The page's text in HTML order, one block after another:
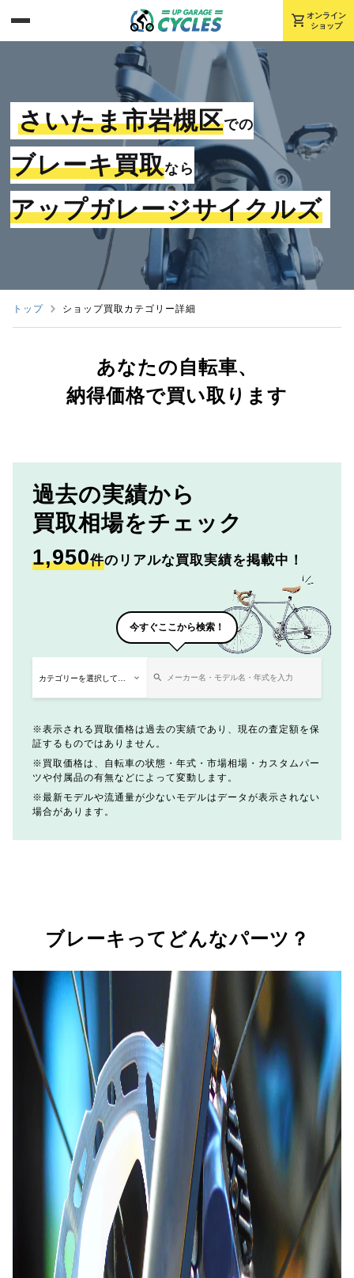
shopping_cart オンライン
ショップ
さいたま市岩槻区での
ブレーキ買取なら
アップガレージサイクルズ
トップ ショップ買取カテゴリー詳細
あなたの自転車、
納得価格で買い取ります
過去の実績から
買取相場をチェック
1,950件のリアルな買取実績を掲載中！
今すぐここから検索！
表示される買取価格は過去の実績であり、現在の査定額を保
証するものではありません。
買取価格は、自転車の状態・年式・市場相場・カスタムパー
ツや付属品の有無などによって変動します。
最新モデルや流通量が少ないモデルはデータが表示されない
場合があります。
ブレーキってどんなパーツ？